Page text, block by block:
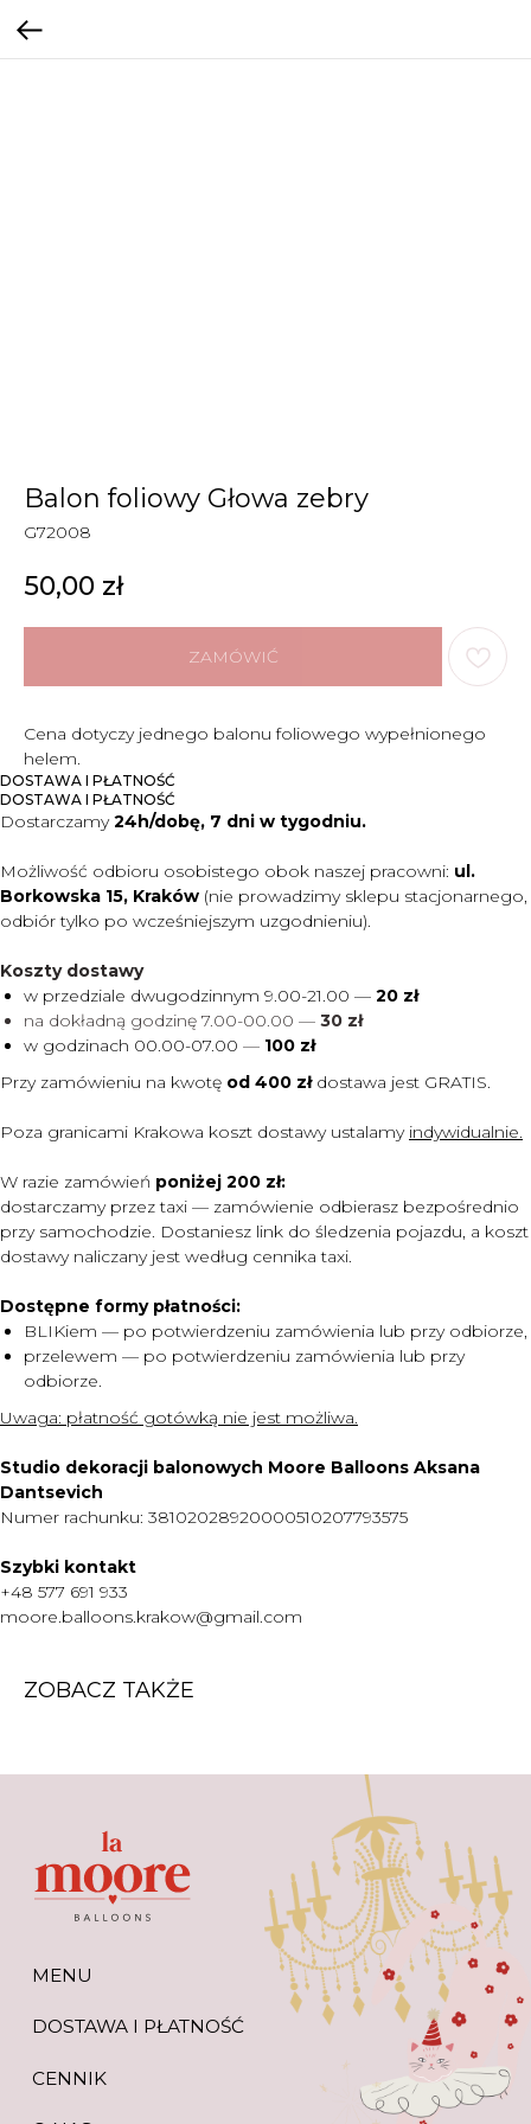
Balon foliowy Głowa zebry
G72008
50,00 zł
ZAMÓWIĆ
Cena dotyczy jednego balonu foliowego wypełnionego
helem.
DOSTAWA I PŁATNOŚĆ
DOSTAWA I PŁATNOŚĆ
Dostarczamy24h/dobę, 7 dni w tygodniu.
Możliwość odbioru osobistego obok naszej pracowni: ul.
Borkowska 15, Kraków (nie prowadzimy sklepu stacjonarnego,
odbiór tylko po wcześniejszym uzgodnieniu).
Koszty dostawy
w przedziale dwugodzinnym 9.00-21.00 — 20 zł
na dokładną godzinę 7.00-00.00 — 30 zł
w godzinach 00.00-07.00 — 100 zł
Przy zamówieniu na kwotę od 400 zł dostawa jest GRATIS.
Poza granicami Krakowa koszt dostawy ustalamy indywidualnie.
W razie zamówień poniżej 200 zł:
dostarczamy przez taxi — zamówienie odbierasz bezpośrednio
przy samochodzie. Dostaniesz link do śledzenia pojazdu, a koszt
dostawy naliczany jest według cennika taxi.
Dostępne formy płatności:
BLIKiem — po potwierdzeniu zamówienia lub przy odbiorze,
przelewem — po potwierdzeniu zamówienia lub przy
odbiorze.
Uwaga: płatność gotówką nie jest możliwa.
Studio dekoracji balonowych Moore Balloons Aksana
Dantsevich
Numer rachunku: 38102028920000510207793575
Szybki kontakt
+48 577 691 933
moore.balloons.krakow@gmail.com
ZOBACZ TAKŻE
KONTAKT
O NAS
CENNIK
WARTO WIEDZIEĆ